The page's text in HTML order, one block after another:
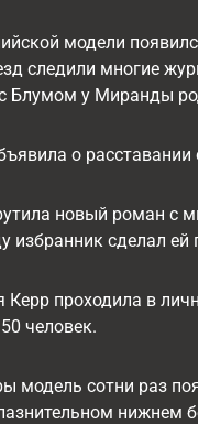
модели
следили многие
Блумом у Миранды
о
новый роман с
избранник сделал
Керр проходила в
человек.
модель сотни раз
нижнем